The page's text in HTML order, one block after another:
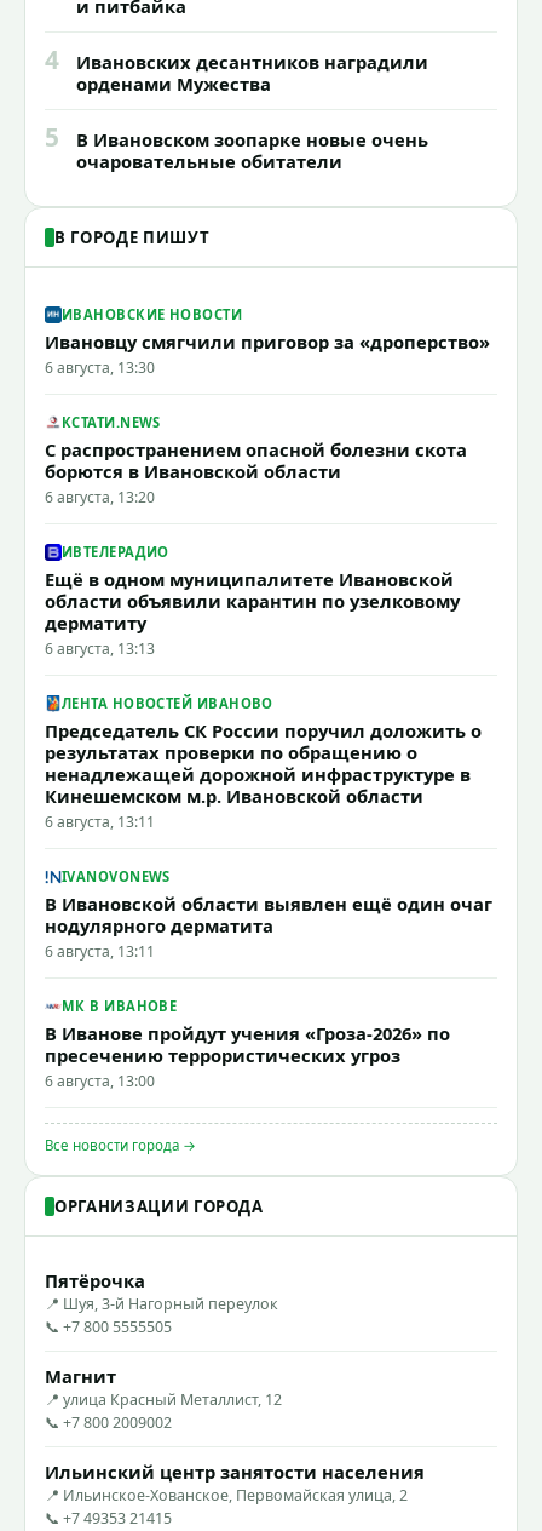
и питбайка
4
Ивановских десантников наградили
орденами Мужества
5
В Ивановском зоопарке новые очень
очаровательные обитатели
В ГОРОДЕ ПИШУТ
ИВАНОВСКИЕ НОВОСТИ
Ивановцу смягчили приговор за «дроперство»
6 августа, 13:30
КСТАТИ.NEWS
С распространением опасной болезни скота
борются в Ивановской области
6 августа, 13:20
ИВТЕЛЕРАДИО
Ещё в одном муниципалитете Ивановской
области объявили карантин по узелковому
дерматиту
6 августа, 13:13
ЛЕНТА НОВОСТЕЙ ИВАНОВО
Председатель СК России поручил доложить о
результатах проверки по обращению о
ненадлежащей дорожной инфраструктуре в
Кинешемском м.р. Ивановской области
6 августа, 13:11
IVANOVONEWS
В Ивановской области выявлен ещё один очаг
нодулярного дерматита
6 августа, 13:11
МК В ИВАНОВЕ
В Иванове пройдут учения «Гроза-2026» по
пресечению террористических угроз
6 августа, 13:00
Все новости города →
ОРГАНИЗАЦИИ ГОРОДА
Пятёрочка
📍 Шуя, 3-й Нагорный переулок
📞 +7 800 5555505
Магнит
📍 улица Красный Металлист, 12
📞 +7 800 2009002
Ильинский центр занятости населения
📍 Ильинское-Хованское, Первомайская улица, 2
📞 +7 49353 21415